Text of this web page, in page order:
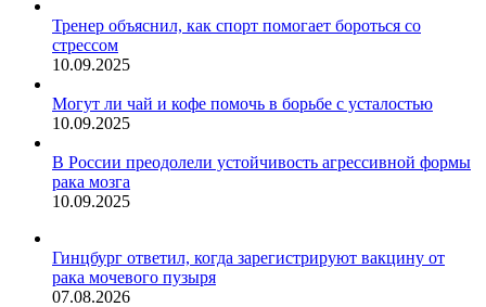
Тренер объяснил, как спорт помогает бороться со
стрессом
10.09.2025
Могут ли чай и кофе помочь в борьбе с усталостью
10.09.2025
В России преодолели устойчивость агрессивной формы
рака мозга
10.09.2025
Гинцбург ответил, когда зарегистрируют вакцину от
рака мочевого пузыря
07.08.2026